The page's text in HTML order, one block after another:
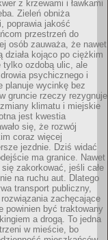
z krzewami i ławkami
Zieleń obniża
poprawia jakość
przestrzeń do
osób zauważa, że nawet
działa kojąco po ciężkim
tylko ozdobą ulic, ale
psychicznego i
planuje wycinkę bez
gruncie rzeczy rezygnuje
klimatu i miejskie
jest kwestia
się, że rozwój
coraz więcej
jezdnie. Dziś widać
ma granice. Nawet
zakorkować, jeśli całe
na ruchu aut. Dlatego
transport publiczny,
zachęcające
powinien być traktowany
a drogą. To jedna
w mieście, bo